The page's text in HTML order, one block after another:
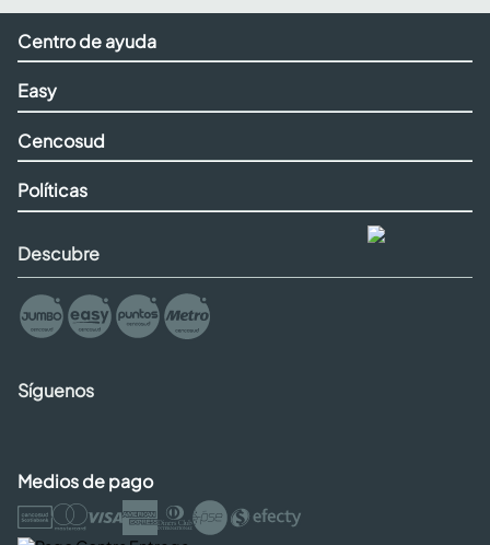
Centro de ayuda
Easy
Cencosud
Políticas
Descubre
Síguenos
Medios de pago